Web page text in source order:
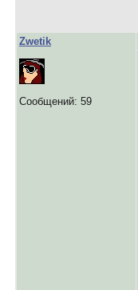
Zwetik
Сообщений: 59